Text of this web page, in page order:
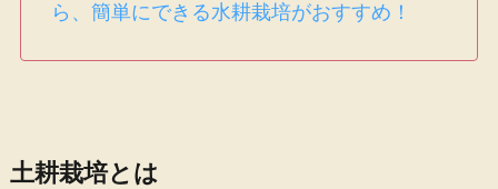
ら、簡単にできる水耕栽培がおすすめ！
土耕栽培とは